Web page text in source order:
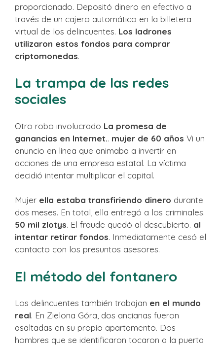
proporcionado. Depositó dinero en efectivo a
través de un cajero automático en la billetera
virtual de los delincuentes. Los ladrones
utilizaron estos fondos para comprar
criptomonedas.
La trampa de las redes
sociales
Otro robo involucrado La promesa de
ganancias en Internet.. mujer de 60 años Vi un
anuncio en línea que animaba a invertir en
acciones de una empresa estatal. La víctima
decidió intentar multiplicar el capital.
Mujer ella estaba transfiriendo dinero durante
dos meses. En total, ella entregó a los criminales.
50 mil zlotys. El fraude quedó al descubierto. al
intentar retirar fondos. Inmediatamente cesó el
contacto con los presuntos asesores.
El método del fontanero
Los delincuentes también trabajan en el mundo
real. En Zielona Góra, dos ancianas fueron
asaltadas en su propio apartamento. Dos
hombres que se identificaron tocaron a la puerta